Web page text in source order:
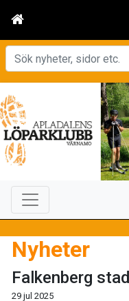
Nyheter
Falkenberg
29 jul 2025